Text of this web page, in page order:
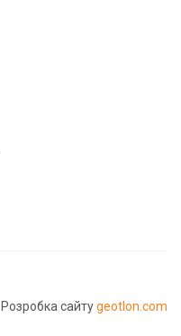
Розробка сайтуgeotlon.com